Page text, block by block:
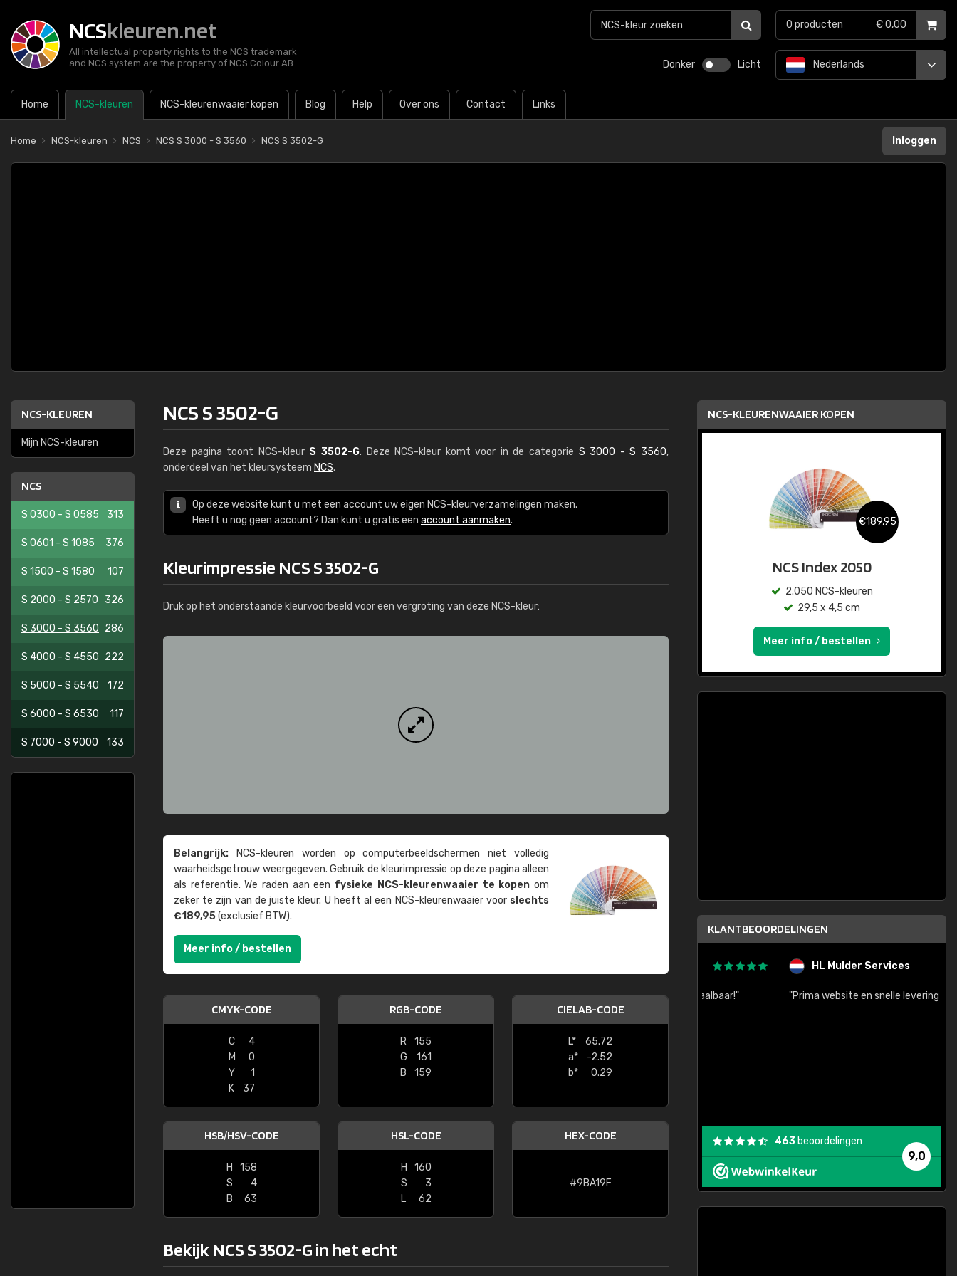
NCSkleuren.net
All intellectual property rights to the NCS trademark
and NCS system are the property of NCS Colour AB
Donker Licht
Home NCS-kleuren NCS-kleurenwaaier kopen Blog Help Over ons Contact Links
Nederlands
0 producten € 0,00
Home NCS-kleuren NCS NCS S 3000 - S 3560 NCS S 3502-G Inloggen
NCS-KLEUREN
Mijn NCS-kleuren
NCS
S 0300 - S 0585 313
S 0601 - S 1085 376
S 1500 - S 1580 107
S 2000 - S 2570 326
S 3000 - S 3560 286
S 4000 - S 4550 222
S 5000 - S 5540 172
S 6000 - S 6530 117
S 7000 - S 9000 133
NCS S 3502-G
Deze pagina toont NCS-kleur S 3502-G. Deze NCS-kleur komt voor in de categorie S 3000 - S 3560,
onderdeel van het kleursysteem NCS.
Op deze website kunt u met een account uw eigen NCS-kleurverzamelingen maken.
Heeft u nog geen account? Dan kunt u gratis een account aanmaken.
Kleurimpressie NCS S 3502-G
Druk op het onderstaande kleurvoorbeeld voor een vergroting van deze NCS-kleur:
Belangrijk: NCS-kleuren worden op computer­beeld­schermen niet volledig
waarheids­­getrouw weer­gegeven. Gebruik de kleur­impressie op deze pagina alleen
als referentie. We raden aan een fysieke NCS-kleuren­waaier te kopen om
zeker te zijn van de juiste kleur. U heeft al een NCS-kleuren­waaier voor slechts
€189,95(exclusief BTW).
Meer info / bestellen
CMYK-CODE
C
4
M
0
Y
1
K
37
RGB-CODE
R
155
G
161
B
159
CIELAB-CODE
L*
65.72
a*
-2.52
b*
0.29
HSB/HSV-CODE
H
158
S
4
B
63
HSL-CODE
H
160
S
3
L
62
HEX-CODE
#9BA19F
Bekijk NCS S 3502-G in het echt
NCS-KLEURENWAAIER KOPEN
€189,95
NCS Index 2050
2.050 NCS-kleuren
29,5 x 4,5 cm
Meer info / bestellen
KLANTBEOORDELINGEN
"Super snelle service en zeer betaalbaar!"
HL Mulder Services
"Prima website en snelle levering na bestelling"
9,0
463 beoordelingen